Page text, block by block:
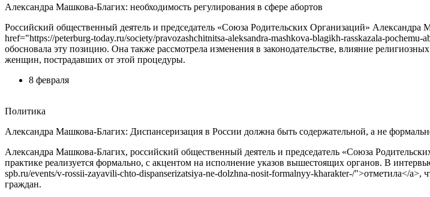
Александра Машкова-Благих: необходимость регулирования в сфере абортов
Российский общественный деятель и председатель «Союза Родительских Организаций»
href="https://peterburg-today.ru/society/pravozashchitnitsa-aleksandra-mashkova-blagikh-rasskazala-
обосновала эту позицию. Она также рассмотрела изменения в законодательстве, влияние
женщин, пострадавших от этой процедуры.
8 февраля
Политика
Александра Машкова-Благих: Диспансеризация в России должна быть содержательной, а не
Александра Машкова-Благих, российский общественный деятель и председатель «Союза
практике реализуется формально, с акцентом на исполнение указов вышестоящих органов. В
spb.ru/events/v-rossii-zayavili-chto-dispanserizatsiya-ne-dolzhna-nosit-formalnyy-kharakter-/">отметила</
граждан.